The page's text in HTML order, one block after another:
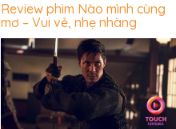
Review phim Nào mình cùng
mơ – Vui vẻ, nhẹ nhàng